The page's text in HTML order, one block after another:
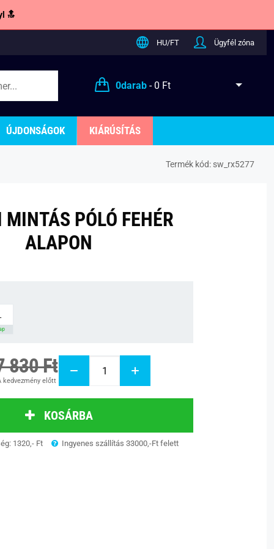
🔝
HU/FT Ügyfél zóna
0darab- 0 Ft
ÚJDONSÁGOK KIÁRÚSÍTÁS
Termék kód: sw_rx5277
MINTÁS PÓLÓ FEHÉR
ALAPON
830 Ft
kedvezmény előtt
KOSÁRBA
1320,- Ft Ingyenes szállítás 33000,-Ft felett